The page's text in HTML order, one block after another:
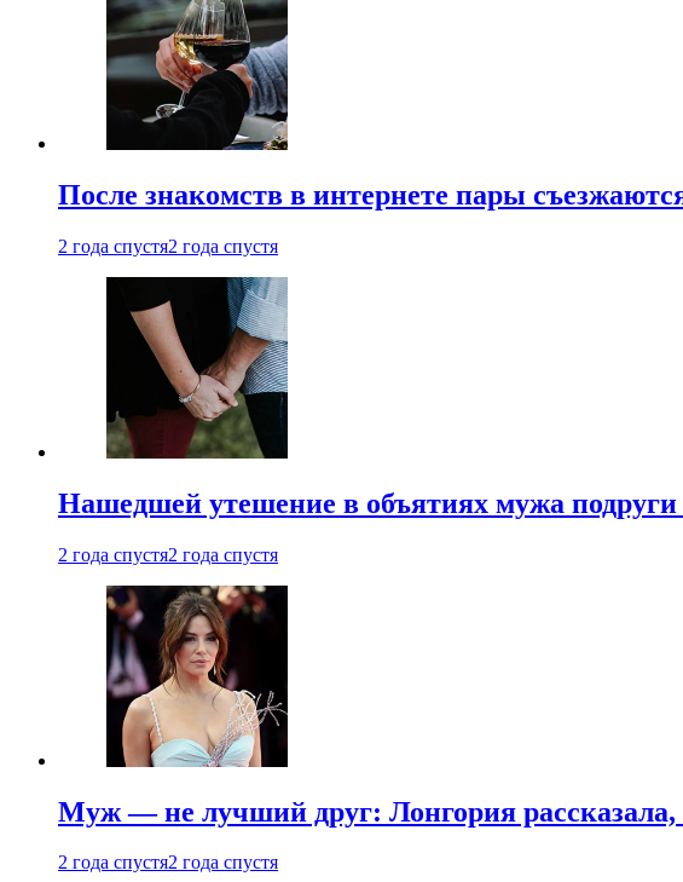
После знакомств в интернете пары
2 года спустя2 года спустя
Нашедшей утешение в объятиях мужа подруги
2 года спустя2 года спустя
Муж — не лучший друг: Лонгория рассказала,
2 года спустя2 года спустя